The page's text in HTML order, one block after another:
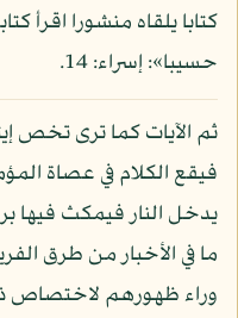
كتابا يلقاه منشورا اقرأ
حسيبا»: إسراء: 14.
ثم الآيات كما ترى تخص
فيقع الكلام في عصاة
يدخل النار فيمكث فيها
ما في الأخبار من طرق
وراء ظهورهم لاختصاص